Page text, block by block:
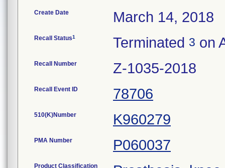
Create Date March 14, 2018
Recall Status1 Terminated 3 on
Recall Number Z-1035-2018
Recall Event ID 78706
510(K)Number K960279
PMA Number P060037
Product Classification